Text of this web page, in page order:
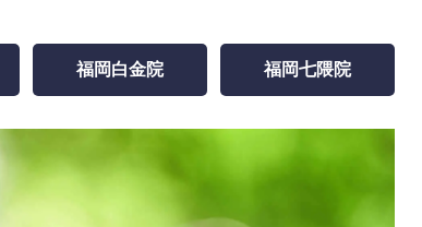
福岡白金院 福岡七隈院